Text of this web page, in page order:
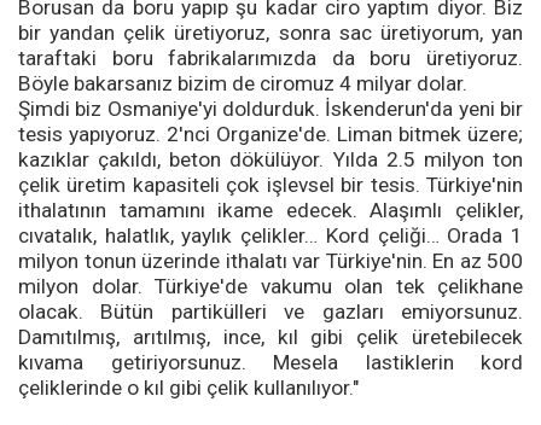
Borusan da boru yapıp şu kadar ciro yaptım diyor. Biz
bir yandan çelik üretiyoruz, sonra sac üretiyorum, yan
taraftaki boru fabrikalarımızda da boru üretiyoruz.
Böyle bakarsanız bizim de ciromuz 4 milyar dolar.
Şimdi biz Osmaniye'yi doldurduk. İskenderun'da yeni bir
tesis yapıyoruz. 2'nci Organize'de. Liman bitmek üzere;
kazıklar çakıldı, beton dökülüyor. Yılda 2.5 milyon ton
çelik üretim kapasiteli çok işlevsel bir tesis. Türkiye'nin
ithalatının tamamını ikame edecek. Alaşımlı çelikler,
cıvatalık, halatlık, yaylık çelikler… Kord çeliği… Orada 1
milyon tonun üzerinde ithalatı var Türkiye'nin. En az 500
milyon dolar. Türkiye'de vakumu olan tek çelikhane
olacak. Bütün partikülleri ve gazları emiyorsunuz.
Damıtılmış, arıtılmış, ince, kıl gibi çelik üretebilecek
kıvama getiriyorsunuz. Mesela lastiklerin kord
çeliklerinde o kıl gibi çelik kullanılıyor."